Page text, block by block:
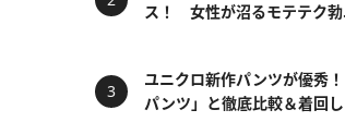
ス！ 女性が沼るモテテク勃
ユニクロ新作パンツが優秀
パンツ」と徹底比較＆着回